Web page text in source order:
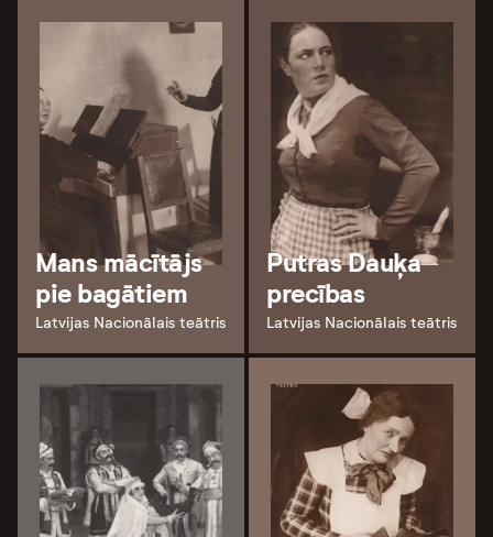
Mans mācītājs
pie bagātiem
Latvijas Nacionālais teātris
Putras Dauķa
precības
Latvijas Nacionālais teātris